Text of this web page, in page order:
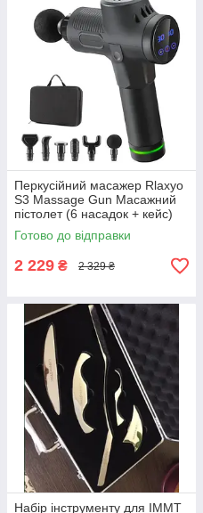
Перкусійний масажер Rlaxyo
S3 Massage Gun Масажний
пістолет (6 насадок + кейс)
2400 мАч 30 режимів Чорний
Готово до відправки
2 229 ₴ 2 329 ₴
Набір інструменту для ІММТ